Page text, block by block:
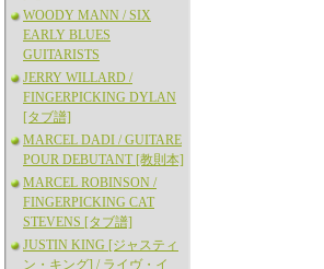
WOODY MANN / SIX
EARLY BLUES
GUITARISTS
JERRY WILLARD /
FINGERPICKING DYLAN
[タブ譜]
MARCEL DADI / GUITARE
POUR DEBUTANT [教則本]
MARCEL ROBINSON /
FINGERPICKING CAT
STEVENS [タブ譜]
JUSTIN KING [ジャスティ
ン・キング] / ライヴ・イ